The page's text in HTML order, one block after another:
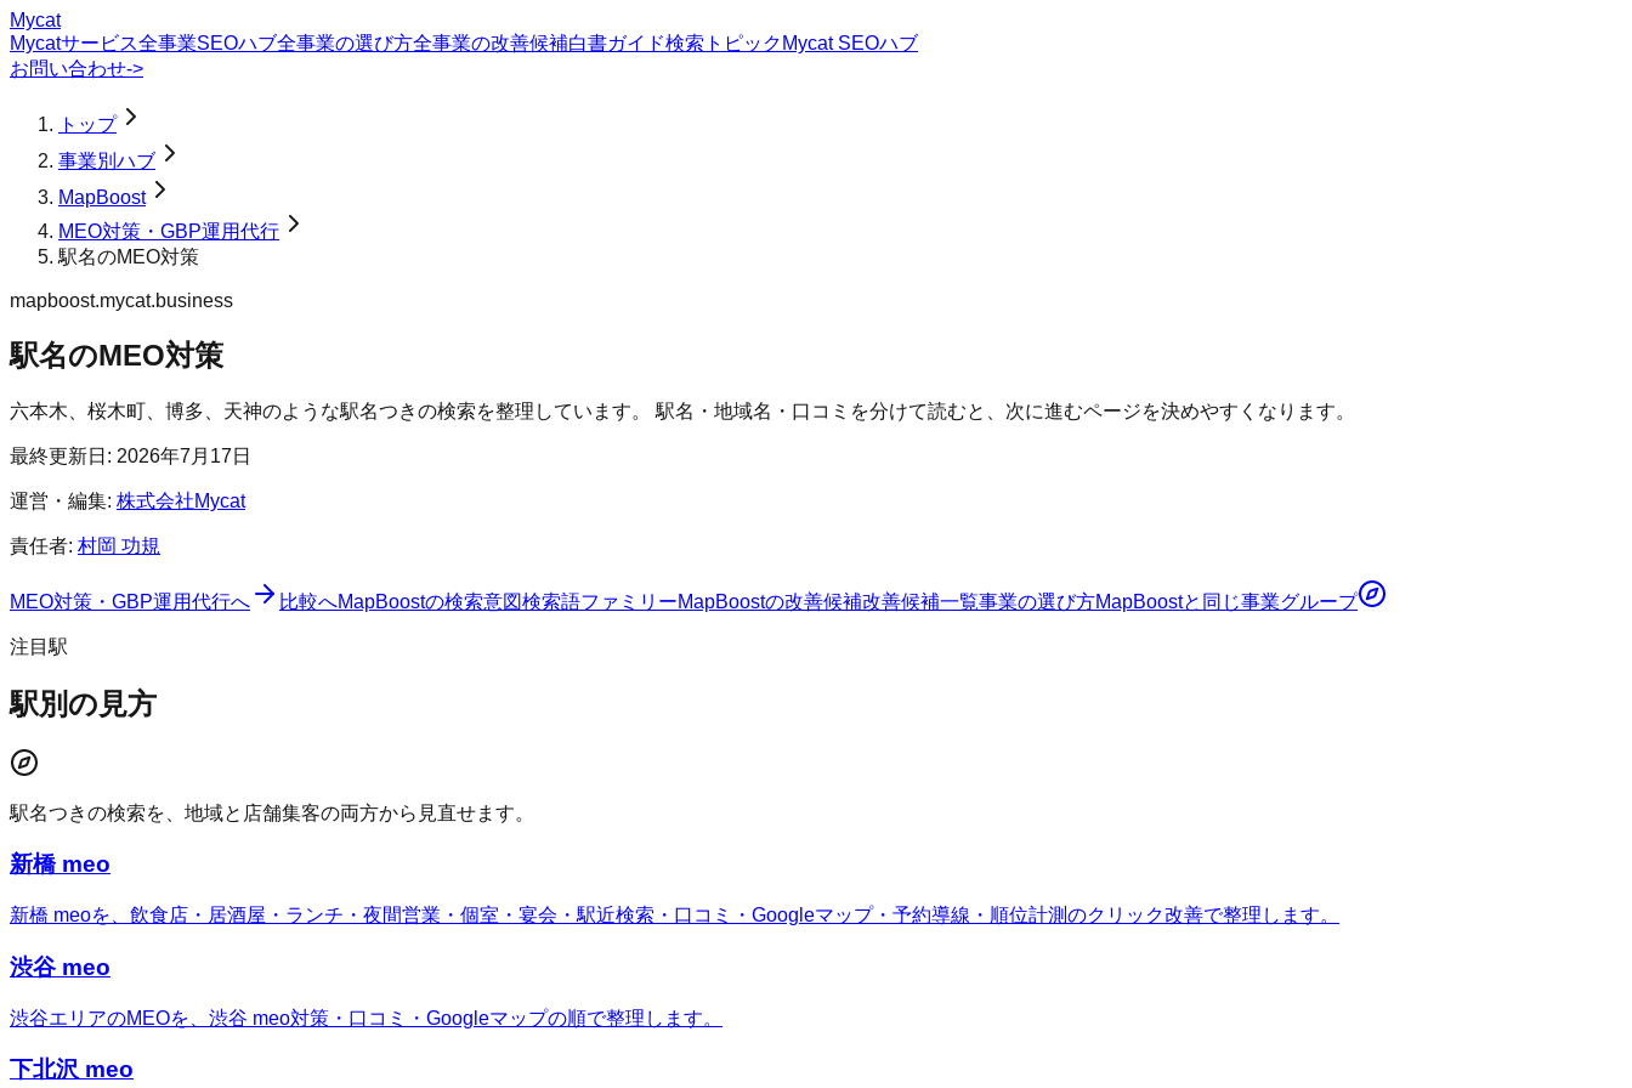
Mycat
Mycatサービス全事業SEOハブ全事業の選び方全事業の改善候補白書ガイド検索トピック Mycat SEOハブ
お問い合わせ->
トップ
事業別ハブ
MapBoost
MEO対策・GBP運用代行
駅名のMEO対策
mapboost.mycat.business
駅名のMEO対策
六本木、桜木町、博多、天神のような駅名つきの検索を整理しています。 駅名・地域名・口コミを分けて読むと、次に進むページを決めやすくなります。
最終更新日: 2026年7月17日
運営・編集: 株式会社Mycat
責任者: 村岡 功規
MEO対策・GBP運用代行へ 比較へMapBoostの検索意図検索語ファミリーMapBoostの改善候補改善候補一覧事業の選び方MapBoostと同じ事業グループ
注目駅
駅別の見方
駅名つきの検索を、地域と店舗集客の両方から見直せます。
新橋 meo
新橋 meoを、飲食店・居酒屋・ランチ・夜間営業・個室・宴会・駅近検索・口コミ・Googleマップ・予約導線・順位計測のクリック改善で整理します。
渋谷 meo
渋谷エリアのMEOを、渋谷 meo対策・口コミ・Googleマップの順で整理します。
下北沢 meo